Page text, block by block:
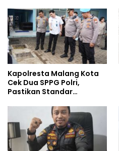
Kapolresta Malang Kota
Cek Dua SPPG Polri,
Pastikan Standar
Pengelolaan Limbah
Berjalan Optimal